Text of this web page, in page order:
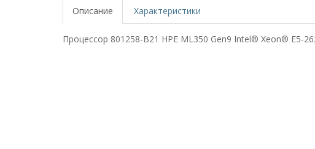
Описание Характеристики
Процессор 801258-B21 HPE ML350 Gen9 Intel® Xeon® E5-